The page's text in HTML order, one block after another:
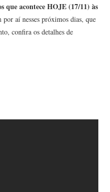
que acontece HOJE (17/11) às
aí nesses próximos dias, que
confira os detalhes de